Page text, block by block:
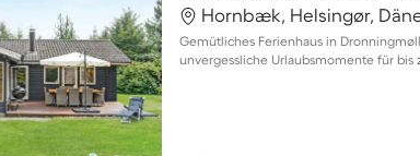
Hornbæk, Helsingør,
Gemütliches Ferienhaus in
unvergessliche Urlaubsmomente für bis